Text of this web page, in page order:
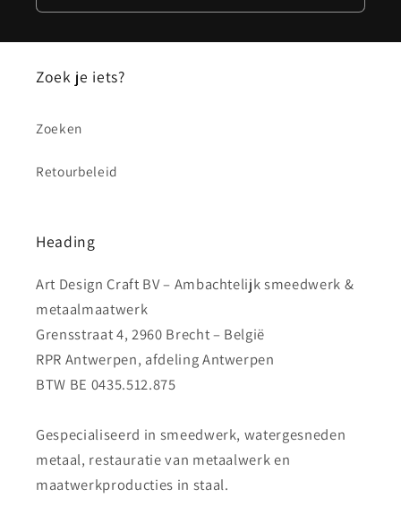
Zoek je iets?
Zoeken
Retourbeleid
Heading
Art Design Craft BV – Ambachtelijk smeedwerk &
metaalmaatwerk
Grensstraat 4, 2960 Brecht – België
RPR Antwerpen, afdeling Antwerpen
BTW BE 0435.512.875
Gespecialiseerd in smeedwerk, watergesneden
metaal, restauratie van metaalwerk en
maatwerkproducties in staal.